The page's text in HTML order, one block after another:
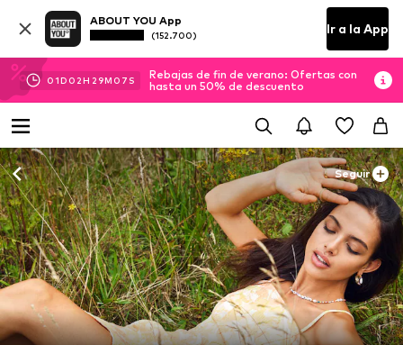
ABOUT YOU App
(152.700) Ir a la App
01D 02H 29M 06 S
Rebajas de fin de verano: Ofertas con
hasta un 50% de descuento
Seguir